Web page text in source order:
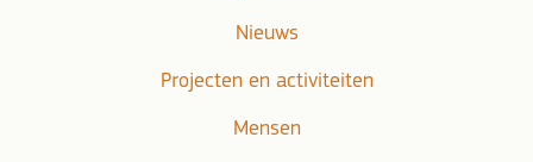
Nieuws
Projecten en activiteiten
Mensen